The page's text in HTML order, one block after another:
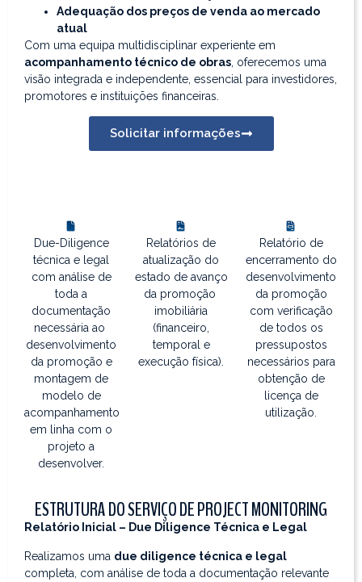
Adequação dos preços de venda ao mercado
atual
Com uma equipa multidisciplinar experiente em
acompanhamento técnico de obras , oferecemos uma
visão integrada e independente, essencial para investidores,
promotores e instituições financeiras.
Solicitar informações
Due-Diligence
técnica e legal
com análise de
toda a
documentação
necessária ao
desenvolvimento
da promoção e
montagem de
modelo de
acompanhamento
em linha com o
projeto a
desenvolver.
Relatórios de
atualização do
estado de avanço
da promoção
imobiliária
(financeiro,
temporal e
execução física).
Relatório de
encerramento do
desenvolvimento
da promoção
com verificação
de todos os
pressupostos
necessários para
obtenção de
licença de
utilização.
ESTRUTURA DO SERVIÇO DE PROJECT MONITORING
Relatório Inicial – Due Diligence Técnica e Legal
Realizamos uma due diligence técnica e legal
completa, com análise de toda a documentação relevante